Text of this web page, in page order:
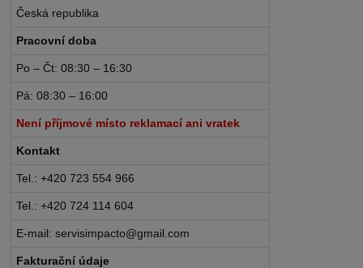
Česká republika
Pracovní doba
Po – Čt: 08:30 – 16:30
Pá: 08:30 – 16:00
Není příjmové místo reklamací ani vratek
Kontakt
Tel.: +420 723 554 966
Tel.: +420 724 114 604
E-mail: servisimpacto@gmail.com
Fakturační údaje